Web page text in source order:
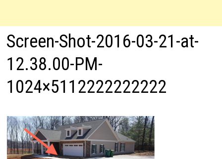
Screen-Shot-2016-03-21-at-
12.38.00-PM-
1024×5112222222222